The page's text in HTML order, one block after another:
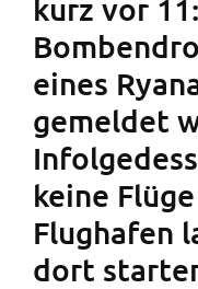
kurz vor
eines
gemeldet
keine
Flughafen
dort